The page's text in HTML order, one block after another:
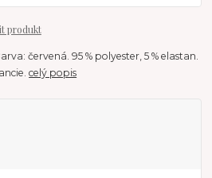
produkt
červená. 95 % polyester, 5 % elastan.
celý popis